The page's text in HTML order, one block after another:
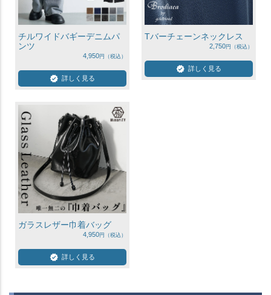
チルワイドバギーデニムパ
ンツ
4,950
詳しく見る
Tバーチェーンネックレス
2,750
詳しく見る
ガラスレザー巾着バッグ
4,950
詳しく見る